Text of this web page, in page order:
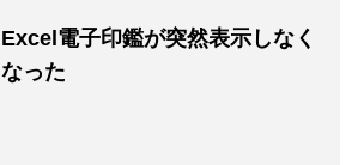
Excel電子印鑑が突然表示しなく
なった